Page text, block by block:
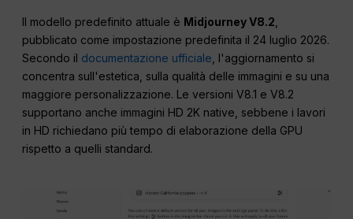
Il modello predefinito attuale è Midjourney V8.2
pubblicato come impostazione predefinita il 24 luglio 2026.
Secondo il documentazione ufficiale , l'aggiornamento si
concentra sull'estetica, sulla qualità delle immagini e su una
maggiore personalizzazione. Le versioni V8.1 e V8.2
supportano anche immagini HD 2K native, sebbene i lavori
in HD richiedano più tempo di elaborazione della GPU
rispetto a quelli standard.